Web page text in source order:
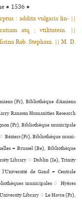
● 1536 ●
: addita vulgaris lin- ||
atq ; vtilitatem. ||
Rob. Stephani. || M. D.
(Fr), Bibliothèque d’Amiens
Ransom Humanities Research
(Fr), Bibliothèque muni­ci­pale
Béziers (Fr), Bibliothèque muni­
= Brussel (Be), Bibliothèque
Library ♢ Dublin (Ie), Trinity
de Gand = Centrale
muni­ci­pa­les ♢ Hyères
Library ♢ Le Havre (Fr),